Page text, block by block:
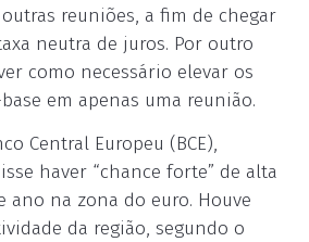
reuniões, a fim de chegar
neutra de juros. Por outro
como necessário elevar os
em apenas uma reunião.
Central Europeu (BCE),
haver “chance forte” de alta
ano na zona do euro. Houve
da região, segundo o